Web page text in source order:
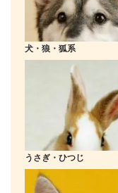
犬・狼・狐系
うさぎ・ひつじ